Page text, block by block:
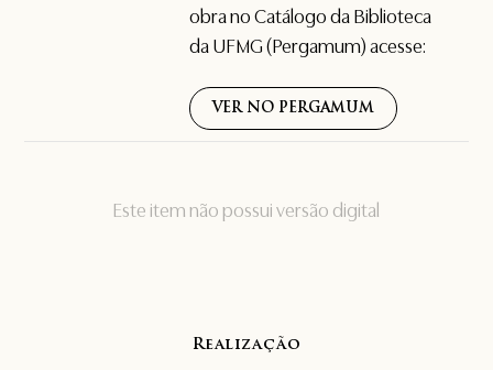
Este item não possui versão digital
obra no Catálogo da Biblioteca
da UFMG (Pergamum) acesse:
VER NO PERGAMUM
Realização